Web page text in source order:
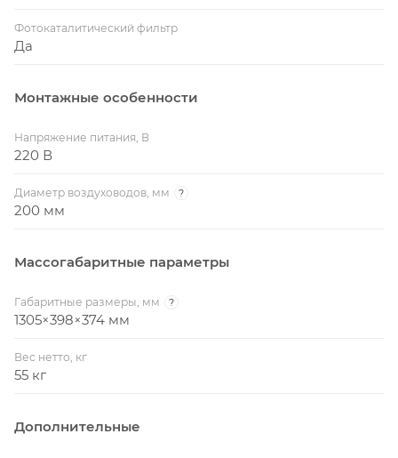
Фотокаталитический фильтр
Да
Монтажные особенности
Напряжение питания, В
220 В
Диаметр воздуховодов, мм ?
200 мм
Массогабаритные параметры
Габаритные размеры, мм ?
1305×398×374 мм
Вес нетто, кг
55 кг
Дополнительные